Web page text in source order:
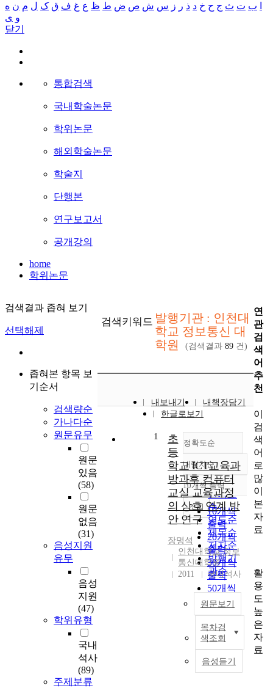
ب ت ث ج ح خ د ذ ر ز س ش ص ض ط ظ ع غ ف ق ک ل م ن ه
و ی
닫기
통합검색
국내학술논문
학위논문
해외학술논문
학술지
단행본
연구보고서
공개강의
home
학위논문
검색결과 좁혀 보기
선택해제
좁혀본 항목 보
기순서
검색량순
가나다순
원문유무
원문
있음
(58)
원문
없음
(31)
음성지원
유무
음성
지원
(47)
학위유형
국내
석사
(89)
주제분류
검색키워드 발행기관 : 인천대
학교 정보통신 대
학원
(검색결과 89 건)
내보내기
내책장담기
한글로보기
정확도순
정확도
순
인기도
순
연도순
제목순
저자순
발행기
관순
내림차순
내림차순
10개씩 출력
10개씩
출력
20개씩
출력
30개씩
출력
50개씩
출력
100개씩
출력
조회
1
초
등
학교 ICT교육과
방과후 컴퓨터
교실 교육과정
의 상호 연계 방
안 연구
장명석
인천대학교 정보
통신대학원
2011
국내석사
원문보기
목차검
색조회
음성듣기
연
관
검
색
어
추
천
이
검
색
어
로
많
이
본
자
료
활
용
도
높
은
자
료